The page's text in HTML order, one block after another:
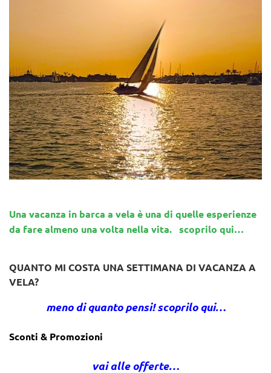
Una vacanza in barca a vela è una di quelle esperienze
da fare almeno una volta nella vita. scoprilo qui…
QUANTO MI COSTA UNA SETTIMANA DI VACANZA A
VELA?
meno di quanto pensi! scoprilo qui…
Sconti & Promozioni
vai alle offerte…